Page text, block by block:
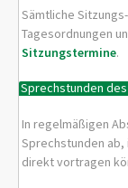
Sämtliche
Tagesordnungen
Sitzungstermine.
Sprechstunden
In regelmäßigen
Sprechstunden ab,
direkt vortragen